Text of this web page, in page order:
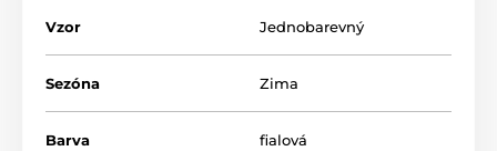
Vzor Jednobarevný
Sezóna Zima
Barva fialová